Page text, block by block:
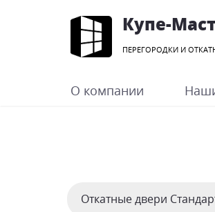
Купе-
ПЕРЕГОРОДКИ И
О компании
Откатные двери